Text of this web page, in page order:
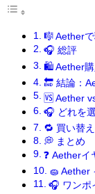
🎼 Aether
🎧 総評
🛍️ Aether購
🔚 結論：
🆚 Aether
🎧 どれを
🔁 買い替
💭 まとめ
❓ Aetherイ
🧽 Aether
🎧 ワンポ